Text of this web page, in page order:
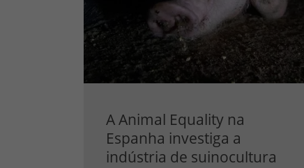
A Animal Equality na
Espanha investiga a
indústria de suinocultura